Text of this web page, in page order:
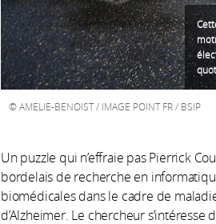
AMELIE-BENOIST / IMAGE POINT FR / BSIP
Un puzzle qui n’effraie pas Pierrick
bordelais de recherche en
biomédicales dans le cadre de
d’Alzheimer. Le chercheur